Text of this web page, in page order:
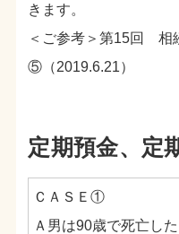
きます。
＜ご参考＞第15回 相
⑤（2019.6.21）
定期預金、定
ＣＡＳＥ①
Ａ男は90歳で死亡し